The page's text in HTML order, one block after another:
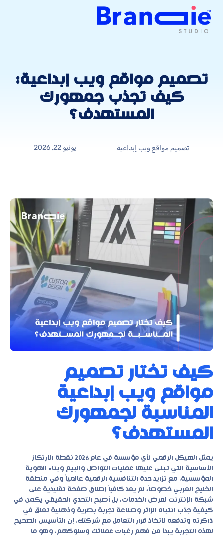
تصميم مواقع ويب إبداعية:
كيف تجذب جمهورك
المستهدف؟
تصميم مواقع ويب إبداعية يونيو 22, 2026
كيف تختار تصميم
مواقع ويب إبداعية
المناسبة لجمهورك
المستهدف؟
يمثل الهيكل الرقمي لأي مؤسسة في عام 2026 نقطة الارتكاز
الأساسية التي تبنى عليها عمليات التواصل والبيع وبناء الهوية
المؤسسية. مع تزايد حدة التنافسية الرقمية عالمياً وفي منطقة
الخليج العربي خصوصاً، لم يعد كافياً إطلاق صفحة تقليدية على
شبكة الإنترنت لعرض الخدمات، بل أصبح التحدي الحقيقي يكمن في
كيفية جذب انتباه الزائر وصناعة تجربة بصرية وذهنية تعلق في
ذاكرته وتدفعه لاتخاذ قرار التعامل مع شركتك. إن التأسيس الصحيح
لهذه التجربة يبدأ من فهم رغبات عملائك وسلوكهم، وهو ما